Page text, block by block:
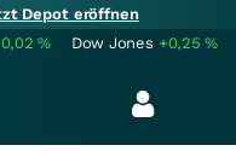
Depot eröffnen
% Dow Jones +0,25%